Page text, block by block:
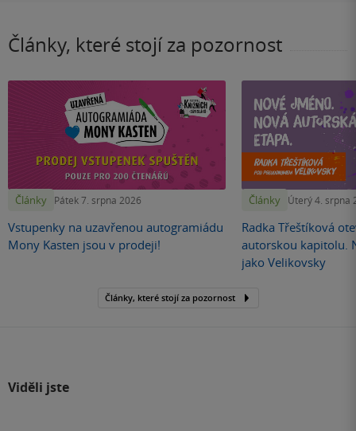
Články, které stojí za pozornost
Články Pátek 7. srpna 2026
Vstupenky na uzavřenou autogramiádu
Mony Kasten jsou v prodeji!
Články Úterý 4. srpna
Radka Třeštíková
autorskou kapitolu.
jako Velikovsky
Články, které stojí za pozornost
Viděli jste